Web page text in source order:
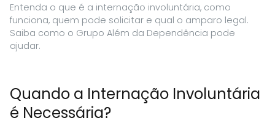
Entenda o que é a internação involuntária, como
funciona, quem pode solicitar e qual o amparo legal.
Saiba como o Grupo Além da Dependência pode
ajudar.
Quando a Internação Involuntária
é Necessária?